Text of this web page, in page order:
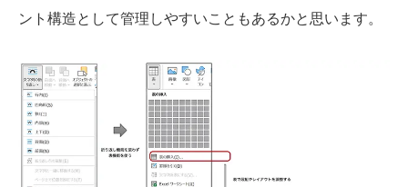
ント構造として管理しやすいこともあるかと思います。